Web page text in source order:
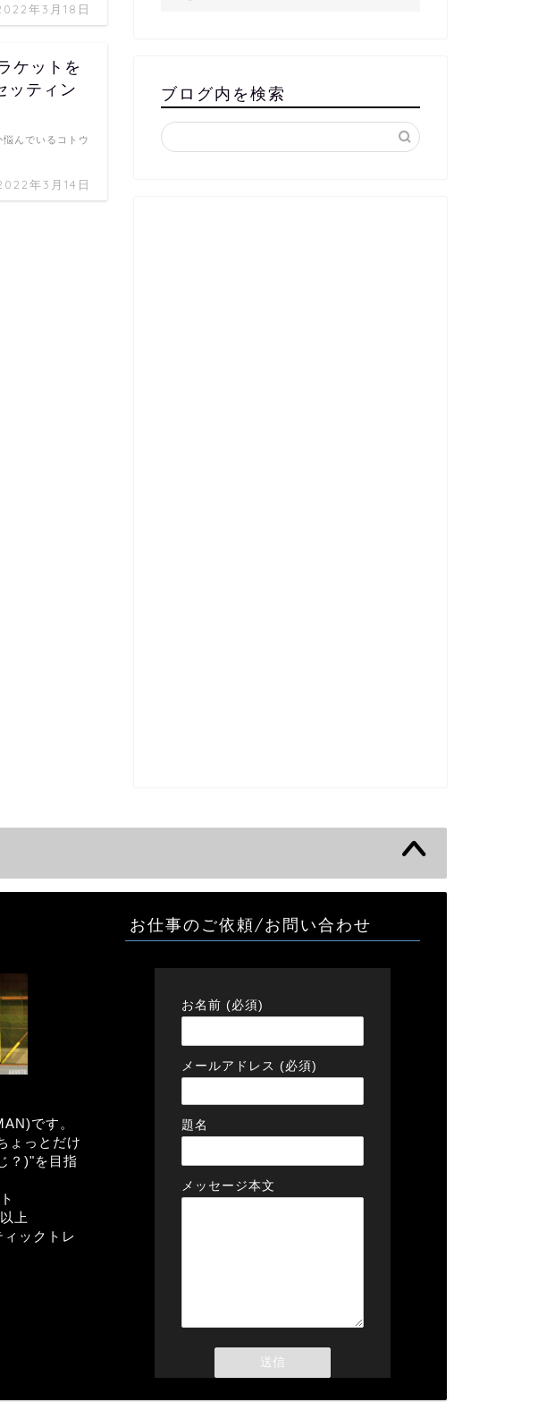
年3月18日
ケットを
ッティン
年3月14日
んでいるコトウ
ブログ内を検索
です。
ょっとだけ
？)"を目指
上
ィックトレ
お仕事のご依頼/お問い合わせ
お名前 (必須)
メールアドレス (必須)
題名
メッセージ本文